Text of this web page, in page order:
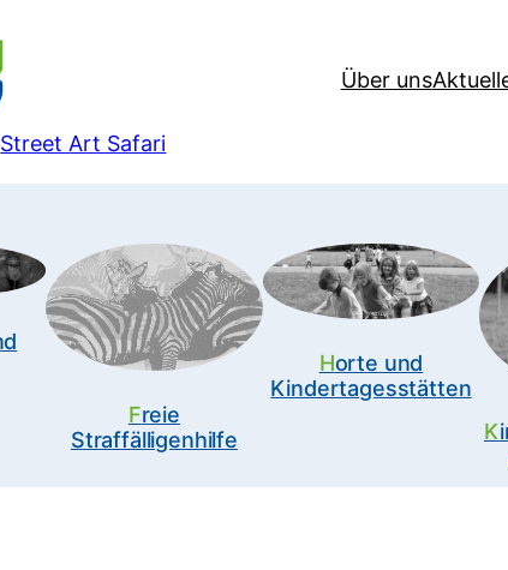
Über uns
Street Art Safari
Freie
Straffälligenhilfe
Horte und
Kindertagesstätten
Kindersingakademie